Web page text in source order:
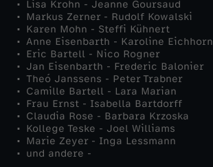
Lisa Krohn - Jeanne Goursaud
Markus Zerner - Rudolf Kowalski
Karen Mohn - Steffi Kühnert
Anne Eisenbarth - Karoline Eichhorn
Eric Bartell - Nico Rogner
Jan Eisenbarth - Frederic Balonier
Theó Janssens - Peter Trabner
Camille Bartell - Lara Marian
Frau Ernst - Isabella Bartdorff
Claudia Rose - Barbara Krzoska
Kollege Teske - Joel Williams
Marie Zeyer - Inga Lessmann
und andere -